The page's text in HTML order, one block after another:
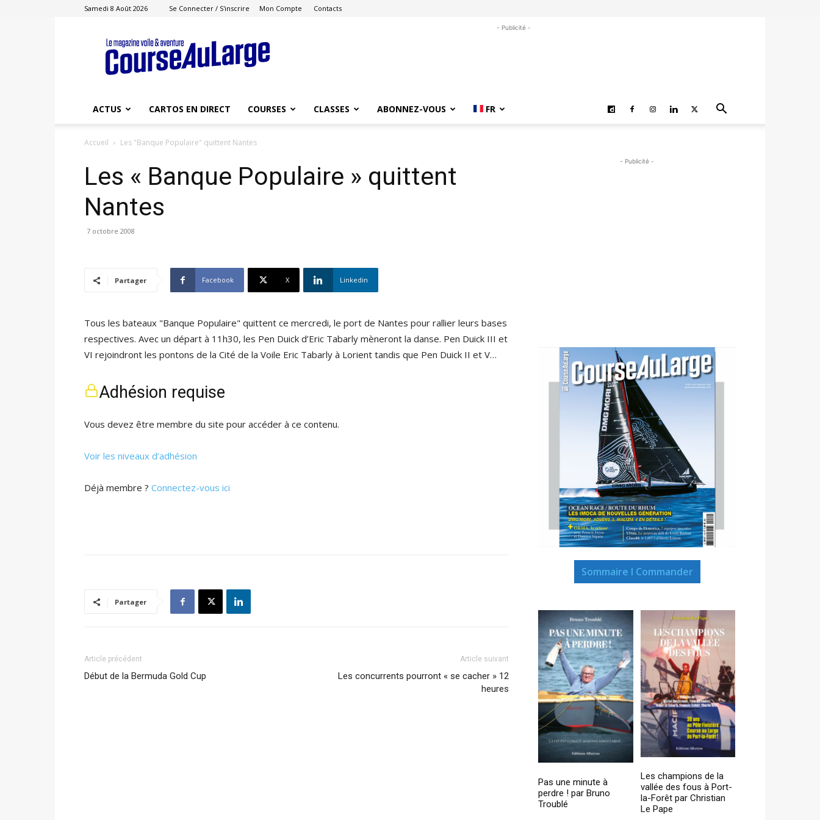
Samedi 8 Août 2026 Se Connecter / S'inscrire Mon Compte Contacts
Course
au
Large
- Publicité -
ACTUS CARTOS EN DIRECT COURSES CLASSES ABONNEZ-VOUS FR
Accueil Les "Banque Populaire" quittent Nantes
Les « Banque Populaire » quittent
Nantes
7 octobre 2008
Partager Facebook X Linkedin
Tous les bateaux "Banque Populaire" quittent ce mercredi, le port de Nantes pour rallier leurs bases
respectives. Avec un départ à 11h30, les Pen Duick d’Eric Tabarly mèneront la danse. Pen Duick III et
VI rejoindront les pontons de la Cité de la Voile Eric Tabarly à Lorient tandis que Pen Duick II et V…
Adhésion requise
Vous devez être membre du site pour accéder à ce contenu.
Voir les niveaux d’adhésion
Déjà membre ? Connectez-vous ici
Partager
Article précédent
Début de la Bermuda Gold Cup
Article suivant
Les concurrents pourront « se cacher » 12
heures
- Publicité -
Sommaire I Commander
Pas une minute à
perdre ! par Bruno
Troublé
Les champions de la
vallée des fous à Port-
la-Forêt par Christian
Le Pape